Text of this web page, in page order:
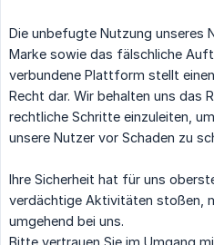
Die unbefugte Nutzung unseres
Marke sowie das fälschliche
verbundene Plattform stellt
Recht dar. Wir behalten uns das
rechtliche Schritte einzuleiten,
unsere Nutzer vor Schaden zu
Ihre Sicherheit hat für uns
verdächtige Aktivitäten stoßen,
umgehend bei uns.
Bitte vertrauen Sie im Umgang